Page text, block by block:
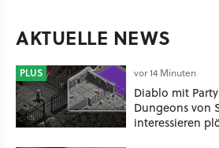
AKTUELLE NEWS
PLUS vor 14 Minuten
Diablo mit
Dungeons von
interessieren